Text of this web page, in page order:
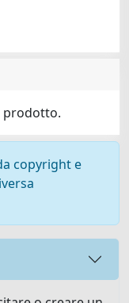
prodotto.
copyright e